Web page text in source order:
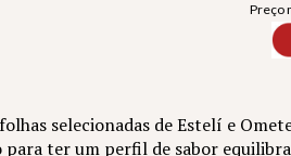
Preço
selecionadas de Estelí e
para ter um perfil de sabor